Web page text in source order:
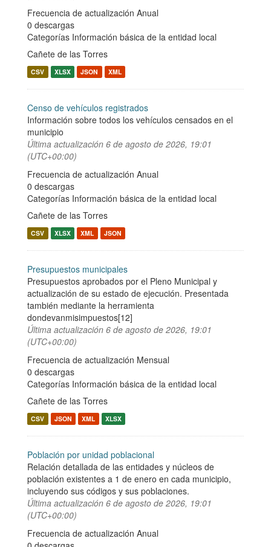
Frecuencia de actualización Anual
0 descargas
Categorías Información básica de la entidad local
Cañete de las Torres
CSV XLSX JSON XML
Censo de vehículos registrados
Información sobre todos los vehículos censados en el
municipio
Última actualización 6 de agosto de 2026, 19:01
(UTC+00:00)
Frecuencia de actualización Anual
0 descargas
Categorías Información básica de la entidad local
Cañete de las Torres
CSV XLSX XML JSON
Presupuestos municipales
Presupuestos aprobados por el Pleno Municipal y
actualización de su estado de ejecución. Presentada
también mediante la herramienta
dondevanmisimpuestos[12]
Última actualización 6 de agosto de 2026, 19:01
(UTC+00:00)
Frecuencia de actualización Mensual
0 descargas
Categorías Información básica de la entidad local
Cañete de las Torres
CSV JSON XML XLSX
Población por unidad poblacional
Relación detallada de las entidades y núcleos de
población existentes a 1 de enero en cada municipio,
incluyendo sus códigos y sus poblaciones.
Última actualización 6 de agosto de 2026, 19:01
(UTC+00:00)
Frecuencia de actualización Anual